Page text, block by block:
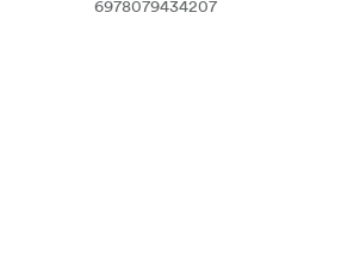
6978079434207